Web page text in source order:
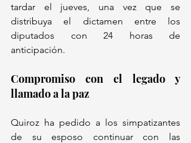
tardar el jueves, una vez que se
distribuya el dictamen entre los
diputados con 24 horas de
anticipación.
Compromiso con el legado y
llamado a la paz
Quiroz ha pedido a los simpatizantes
de su esposo continuar con las